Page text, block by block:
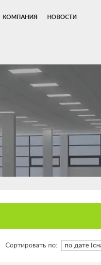
КОМПАНИЯ НОВОСТИ
Сортировать по: